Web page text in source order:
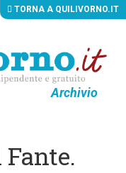
Archivio
TORNA A QUILIVORNO.IT